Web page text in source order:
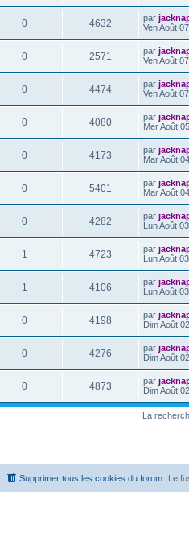
0 4632 par
Ven Août
0 2571 par
Ven Août
0 4474 par
Ven Août
0 4080 par
Mer Août
0 4173 par
Mar Août
0 5401 par
Mar Août
0 4282 par
Lun Août
1 4723 par
Lun Août
1 4106 par
Lun Août
0 4198 par
Dim Août
0 4276 par
Dim Août
0 4873 par
Dim Août
La
Le
Supprimer tous les cookies du forum